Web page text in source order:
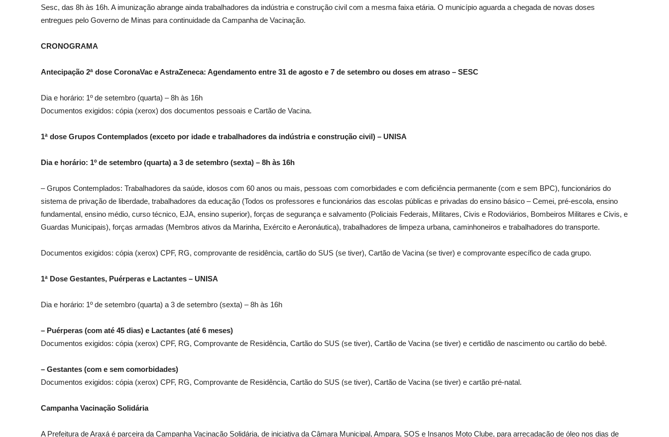
Sesc, das 8h às 16h. A imunização abrange ainda trabalhadores da indústria e construção civil com a mesma faixa etária. O município aguarda a chegada de novas doses
entregues pelo Governo de Minas para continuidade da Campanha de Vacinação.
CRONOGRAMA
Antecipação 2ª dose CoronaVac e AstraZeneca: Agendamento entre 31 de agosto e 7 de setembro ou doses em atraso – SESC
Dia e horário: 1º de setembro (quarta) – 8h às 16h
Documentos exigidos: cópia (xerox) dos documentos pessoais e Cartão de Vacina.
1ª dose Grupos Contemplados (exceto por idade e trabalhadores da indústria e construção civil) – UNISA
Dia e horário: 1º de setembro (quarta) a 3 de setembro (sexta) – 8h às 16h
– Grupos Contemplados: Trabalhadores da saúde, idosos com 60 anos ou mais, pessoas com comorbidades e com deficiência permanente (com e sem BPC), funcionários do
sistema de privação de liberdade, trabalhadores da educação (Todos os professores e funcionários das escolas públicas e privadas do ensino básico – Cemei, pré-escola, ensino
fundamental, ensino médio, curso técnico, EJA, ensino superior), forças de segurança e salvamento (Policiais Federais, Militares, Civis e Rodoviários, Bombeiros Militares e Civis, e
Guardas Municipais), forças armadas (Membros ativos da Marinha, Exército e Aeronáutica), trabalhadores de limpeza urbana, caminhoneiros e trabalhadores do transporte.
Documentos exigidos: cópia (xerox) CPF, RG, comprovante de residência, cartão do SUS (se tiver), Cartão de Vacina (se tiver) e comprovante específico de cada grupo.
1ª Dose Gestantes, Puérperas e Lactantes – UNISA
Dia e horário: 1º de setembro (quarta) a 3 de setembro (sexta) – 8h às 16h
– Puérperas (com até 45 dias) e Lactantes (até 6 meses)
Documentos exigidos: cópia (xerox) CPF, RG, Comprovante de Residência, Cartão do SUS (se tiver), Cartão de Vacina (se tiver) e certidão de nascimento ou cartão do bebê.
– Gestantes (com e sem comorbidades)
Documentos exigidos: cópia (xerox) CPF, RG, Comprovante de Residência, Cartão do SUS (se tiver), Cartão de Vacina (se tiver) e cartão pré-natal.
Campanha Vacinação Solidária
A Prefeitura de Araxá é parceira da Campanha Vacinação Solidária, de iniciativa da Câmara Municipal, Ampara, SOS e Insanos Moto Clube, para arrecadação de óleo nos dias de